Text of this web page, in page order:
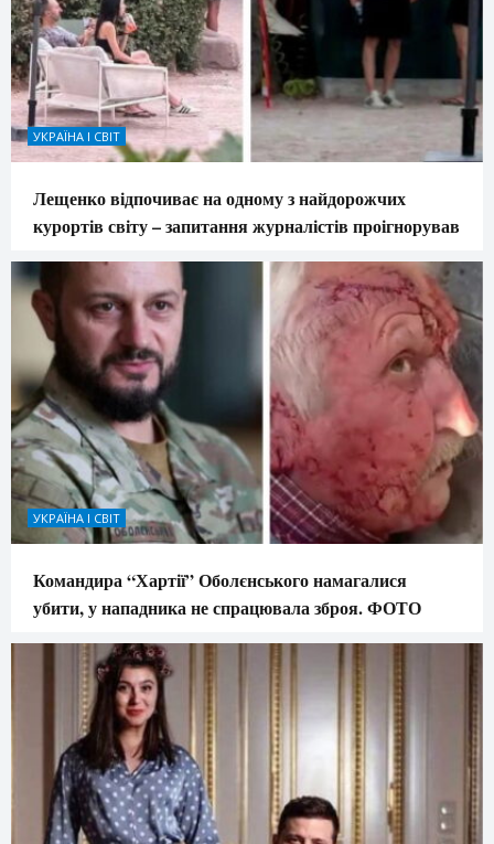
УКРАЇНА І СВІТ
Лещенко відпочиває на одному з найдорожчих
курортів світу – запитання журналістів проігнорував
УКРАЇНА І СВІТ
Командира “Хартії” Оболєнського намагалися
убити, у нападника не спрацювала зброя. ФОТО